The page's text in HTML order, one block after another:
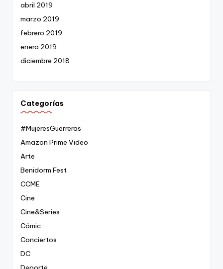
abril 2019
marzo 2019
febrero 2019
enero 2019
diciembre 2018
Categorías
#MujeresGuerreras
Amazon Prime Video
Arte
Benidorm Fest
CCME
Cine
Cine&Series
Cómic
Conciertos
DC